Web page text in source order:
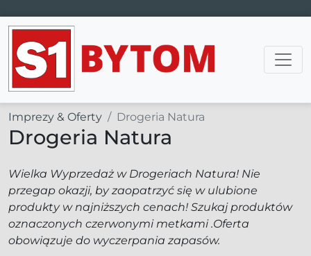
Main Navigation
Imprezy & Oferty Drogeria Natura
Drogeria Natura
Wielka Wyprzedaż w Drogeriach Natura! Nie
przegap okazji, by zaopatrzyć się w ulubione
produkty w najniższych cenach! Szukaj produktów
oznaczonych czerwonymi metkami .Oferta
obowiązuje do wyczerpania zapasów.